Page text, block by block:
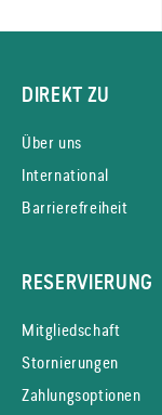
DIREKT ZU
Über uns
International
Barrierefreiheit
RESERVIERUNG
Mitgliedschaft
Stornierungen
Zahlungsoptionen